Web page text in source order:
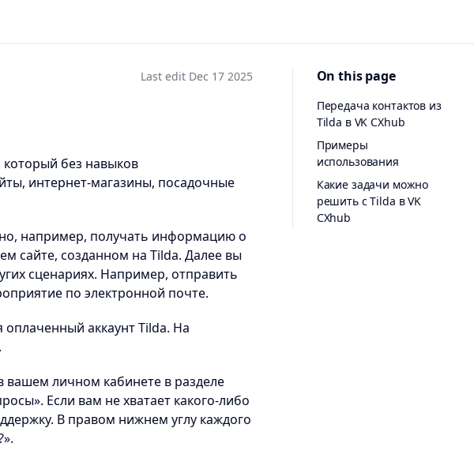
Last edit Dec 17 2025
без навыков
интернет-магазины, посадочные
например, получать информацию о
сайте, созданном на Tilda. Далее вы
сценариях. Например, отправить
по электронной почте.
аккаунт Tilda. На
личном кабинете в разделе
Если вам не хватает какого-либо
В правом нижнем углу каждого
On this page
Передача контактов из
Tilda в VK CXhub
Примеры
использования
Какие задачи можно
решить с Tilda в VK
CXhub